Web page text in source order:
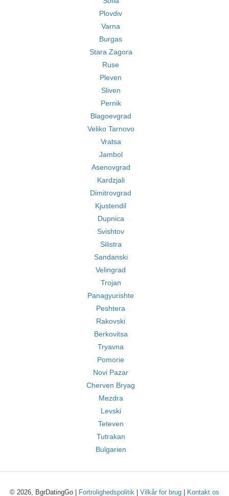
Plovdiv
Varna
Burgas
Stara Zagora
Ruse
Pleven
Sliven
Pernik
Blagoevgrad
Veliko Tarnovo
Vratsa
Jambol
Asenovgrad
Kardzjali
Dimitrovgrad
Kjustendil
Dupnica
Svishtov
Silistra
Sandanski
Velingrad
Trojan
Panagyurishte
Peshtera
Rakovski
Berkovitsa
Tryavna
Pomorie
Novi Pazar
Cherven Bryag
Mezdra
Levski
Teteven
Tutrakan
Bulgarien
© 2026, BgrDatingGo | Fortrolighedspolitik Vilkår for brug Kontakt os